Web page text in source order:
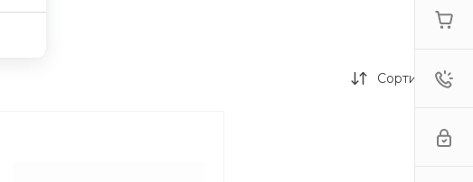
Сортировка